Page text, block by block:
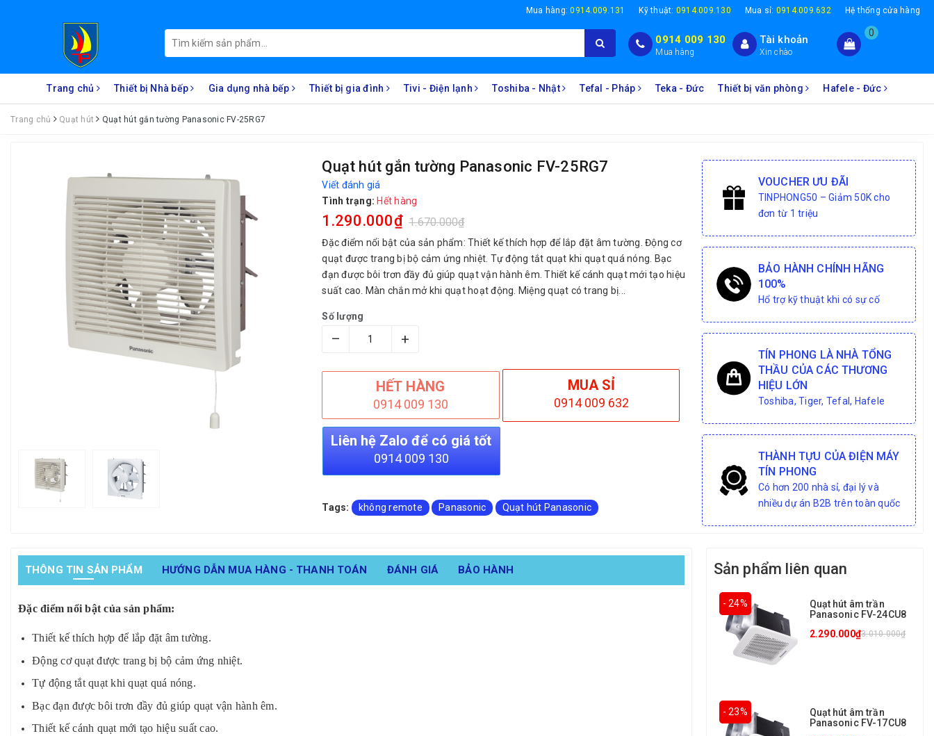
Mua hàng:0914.009.131 Kỹ thuật: 0914.009.130 Mua sỉ: 0914.009.632 Hệ thống cửa hàng
0914 009 130
Mua hàng
Tài khoản
Xin chào
0
Trang chủ Thiết bị Nhà bếp Gia dụng nhà bếp Thiết bị gia đình Tivi - Điện lạnh Toshiba - Nhật Tefal - Pháp Teka - Đức Thiết bị văn phòng Hafele - Đức
Trang chủ Quạt hút Quạt hút gắn tường Panasonic FV-25RG7
Quạt hút gắn tường Panasonic FV-25RG7
Viết đánh giá
Tình trạng: Hết hàng
1.290.000₫ 1.670.000₫
Đặc điểm nổi bật của sản phẩm: Thiết kế thích hợp để lắp đặt âm tường. Động cơ
quạt được trang bị bộ cảm ứng nhiệt. Tự động tắt quạt khi quạt quá nóng. Bạc
đạn được bôi trơn đầy đủ giúp quạt vận hành êm. Thiết kế cánh quạt mới tạo hiệu
suất cao. Màn chắn mở khi quạt hoạt động. Miệng quạt có trang bị...
Số lượng
– +
HẾT HÀNG
0914 009 130
MUA SỈ
0914 009 632
Liên hệ Zalo để có giá tốt
0914 009 130
Tags: không remote Panasonic Quạt hút Panasonic
VOUCHER ƯU ĐÃI
TINPHONG50 – Giảm 50K cho
đơn từ 1 triệu
BẢO HÀNH CHÍNH HÃNG
100%
Hổ trợ kỹ thuật khi có sự cố
TÍN PHONG LÀ NHÀ TỔNG
THẦU CỦA CÁC THƯƠNG
HIỆU LỚN
Toshiba, Tiger, Tefal, Hafele
THÀNH TỰU CỦA ĐIỆN MÁY
TÍN PHONG
Có hơn 200 nhà sỉ, đại lý và
nhiều dự án B2B trên toàn quốc
THÔNG TIN SẢN PHẨM HƯỚNG DẪN MUA HÀNG - THANH TOÁN ĐÁNH GIÁ BẢO HÀNH
Đặc điểm nổi bật của sản phẩm:
Thiết kế thích hợp để lắp đặt âm tường.
Động cơ quạt được trang bị bộ cảm ứng nhiệt.
Tự động tắt quạt khi quạt quá nóng.
Bạc đạn được bôi trơn đầy đủ giúp quạt vận hành êm.
Thiết kế cánh quạt mới tạo hiệu suất cao.
Sản phẩm liên quan
- 24%
Quạt hút âm trần
Panasonic FV-24CU8
3.010.000₫
2.290.000₫
- 23%
Quạt hút âm trần
Panasonic FV-17CU8